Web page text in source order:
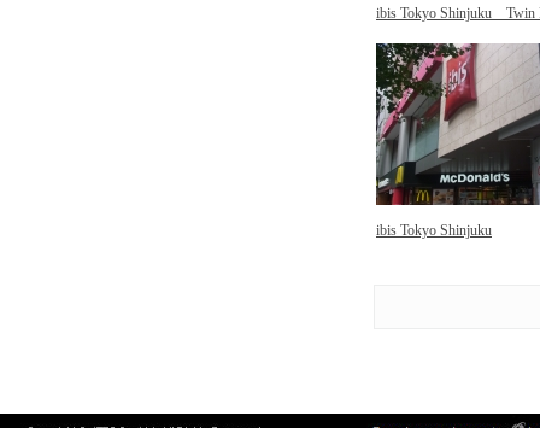
ibis Tokyo Shinjuku Twin
ibis Tokyo Shinjuku